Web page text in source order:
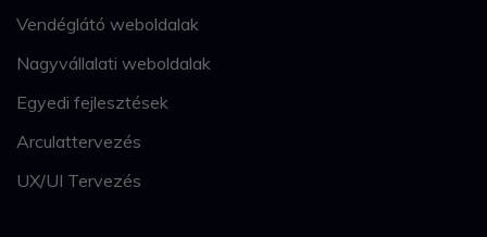
Vendéglátó weboldalak
Nagyvállalati weboldalak
Egyedi fejlesztések
Arculattervezés
UX/UI Tervezés